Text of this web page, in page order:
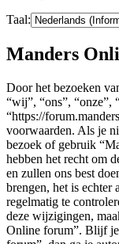
Taal:
Manders
Door het bezoeken
“wij”, “ons”, “onze”,
“https://
voorwaarden. Als je
bezoek of gebruik
hebben het recht om
en zullen ons best
brengen, het is echter
regelmatig te
deze wijzigingen,
Online forum”. Blijf